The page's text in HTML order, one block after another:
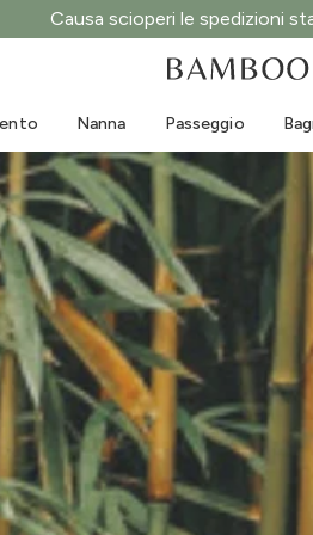
Causa scioperi le spedizioni
Abbigliamento 0-3 anni
Maglie e Camicie
Pantaloncini e Gonne
Tutine
Cardigan e Giacche
Vestitini
Cappellini
Accessori
Calze
Mare
Nanna Passeggio